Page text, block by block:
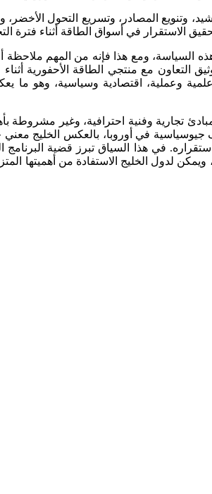
وتنويع المصادر، وتسريع التحول الأخضر،
الاستقرار في أسواق الطاقة أثناء فترة
السياسة، ومع هذا فإنه من المهم ملاحظة
التعاون مع منتجي الطاقة الأحفورية
وعملية، اقتصادية وسياسية، وهو ما
تجارية وفنية احترافية، وغير
في أوروبا، بالعكس الخليج معني
في هذا السياق تبرز قضية البرنامج
لدول الخليج الاستفادة من أهميتها